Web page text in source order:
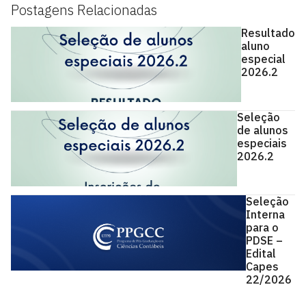
Postagens Relacionadas
Resultado
aluno
especial
2026.2
Seleção
de alunos
especiais
2026.2
Seleção
Interna
para o
PDSE –
Edital
Capes
22/2026